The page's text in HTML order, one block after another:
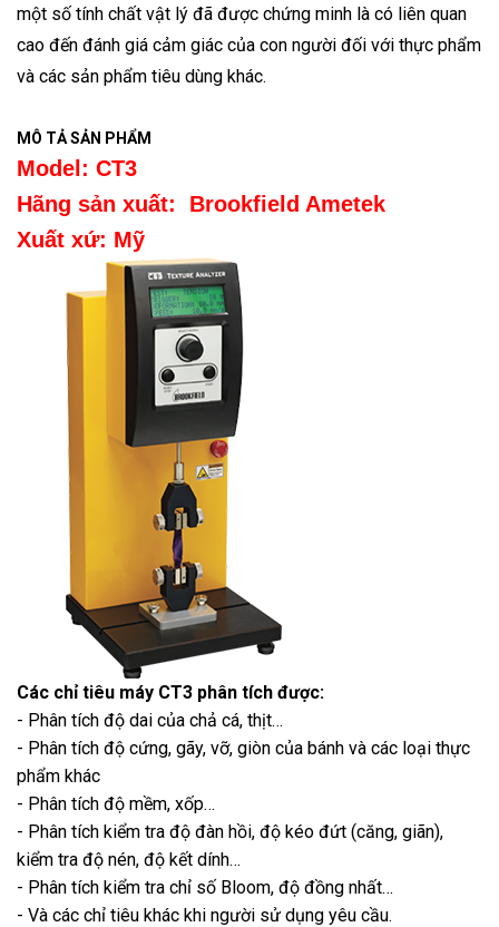
một số tính chất vật lý đã được chứng minh là có liên quan
cao đến đánh giá cảm giác của con người đối với thực phẩm
và các sản phẩm tiêu dùng khác.
MÔ TẢ SẢN PHẨM
Model: CT3
Hãng sản xuất: Brookfield Ametek
Xuất xứ: Mỹ
Các chỉ tiêu máy CT3 phân tích được:
- Phân tích độ dai của chả cá, thịt…
- Phân tích độ cứng, gãy, vỡ, giòn của bánh và các loại thực
phẩm khác
- Phân tích độ mềm, xốp…
- Phân tích kiểm tra độ đàn hồi, độ kéo đứt (căng, giãn),
kiểm tra độ nén, độ kết dính…
- Phân tích kiểm tra chỉ số Bloom, độ đồng nhất…
- Và các chỉ tiêu khác khi người sử dụng yêu cầu.